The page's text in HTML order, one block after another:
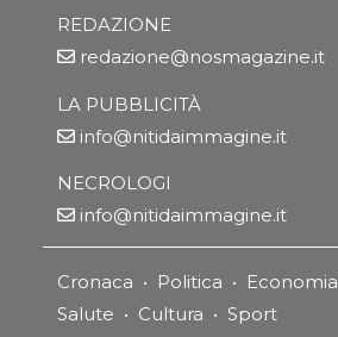
REDAZIONE
redazione@nosmagazine.it
LA PUBBLICITÀ
info@nitidaimmagine.it
NECROLOGI
info@nitidaimmagine.it
Cronaca • Politica • Economia
Salute • Cultura • Sport